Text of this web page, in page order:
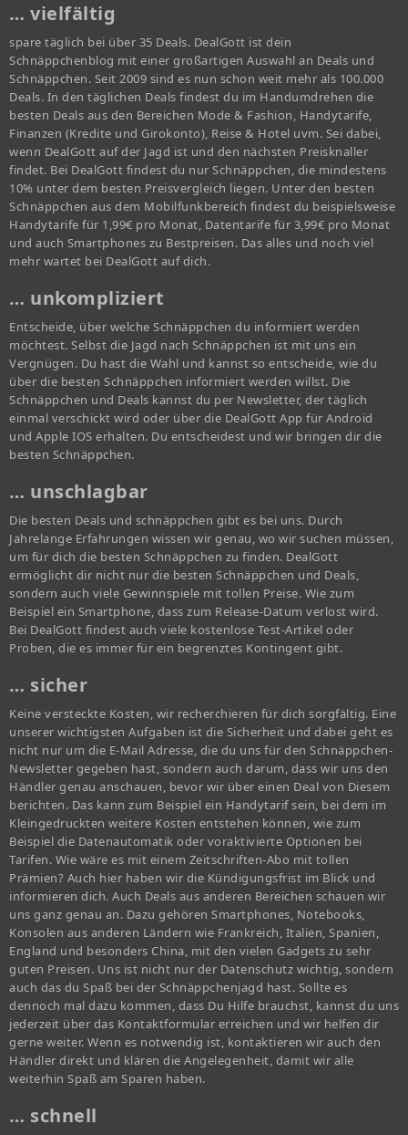
… vielfältig
spare täglich bei über 35 Deals. DealGott ist dein
Schnäppchenblog mit einer großartigen Auswahl an Deals und
Schnäppchen. Seit 2009 sind es nun schon weit mehr als 100.000
Deals. In den täglichen Deals findest du im Handumdrehen die
besten Deals aus den Bereichen Mode & Fashion, Handytarife,
Finanzen (Kredite und Girokonto), Reise & Hotel uvm. Sei dabei,
wenn DealGott auf der Jagd ist und den nächsten Preisknaller
findet. Bei DealGott findest du nur Schnäppchen, die mindestens
10% unter dem besten Preisvergleich liegen. Unter den besten
Schnäppchen aus dem Mobilfunkbereich findest du beispielsweise
Handytarife für 1,99€ pro Monat, Datentarife für 3,99€ pro Monat
und auch Smartphones zu Bestpreisen. Das alles und noch viel
mehr wartet bei DealGott auf dich.
… unkompliziert
Entscheide, über welche Schnäppchen du informiert werden
möchtest. Selbst die Jagd nach Schnäppchen ist mit uns ein
Vergnügen. Du hast die Wahl und kannst so entscheide, wie du
über die besten Schnäppchen informiert werden willst. Die
Schnäppchen und Deals kannst du per Newsletter, der täglich
einmal verschickt wird oder über die DealGott App für Android
und Apple IOS erhalten. Du entscheidest und wir bringen dir die
besten Schnäppchen.
… unschlagbar
Die besten Deals und schnäppchen gibt es bei uns. Durch
Jahrelange Erfahrungen wissen wir genau, wo wir suchen müssen,
um für dich die besten Schnäppchen zu finden. DealGott
ermöglicht dir nicht nur die besten Schnäppchen und Deals,
sondern auch viele Gewinnspiele mit tollen Preise. Wie zum
Beispiel ein Smartphone, dass zum Release-Datum verlost wird.
Bei DealGott findest auch viele kostenlose Test-Artikel oder
Proben, die es immer für ein begrenztes Kontingent gibt.
… sicher
Keine versteckte Kosten, wir recherchieren für dich sorgfältig. Eine
unserer wichtigsten Aufgaben ist die Sicherheit und dabei geht es
nicht nur um die E-Mail Adresse, die du uns für den Schnäppchen-
Newsletter gegeben hast, sondern auch darum, dass wir uns den
Händler genau anschauen, bevor wir über einen Deal von Diesem
berichten. Das kann zum Beispiel ein Handytarif sein, bei dem im
Kleingedruckten weitere Kosten entstehen können, wie zum
Beispiel die Datenautomatik oder voraktivierte Optionen bei
Tarifen. Wie wäre es mit einem Zeitschriften-Abo mit tollen
Prämien? Auch hier haben wir die Kündigungsfrist im Blick und
informieren dich. Auch Deals aus anderen Bereichen schauen wir
uns ganz genau an. Dazu gehören Smartphones, Notebooks,
Konsolen aus anderen Ländern wie Frankreich, Italien, Spanien,
England und besonders China, mit den vielen Gadgets zu sehr
guten Preisen. Uns ist nicht nur der Datenschutz wichtig, sondern
auch das du Spaß bei der Schnäppchenjagd hast. Sollte es
dennoch mal dazu kommen, dass Du Hilfe brauchst, kannst du uns
jederzeit über das Kontaktformular erreichen und wir helfen dir
gerne weiter. Wenn es notwendig ist, kontaktieren wir auch den
Händler direkt und klären die Angelegenheit, damit wir alle
weiterhin Spaß am Sparen haben.
… schnell